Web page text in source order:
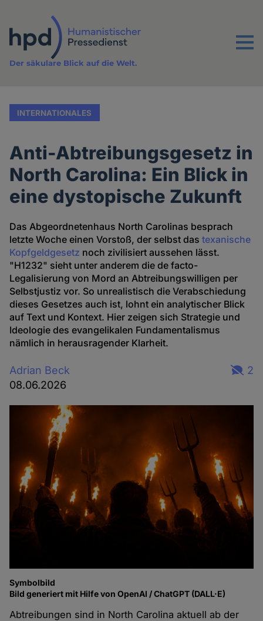
Inhalt
Menu
Der säkulare Blick auf die Welt.
INTERNATIONALES
Anti-Abtreibungsgesetz in
North Carolina: Ein Blick in
eine dystopische Zukunft
Das Abgeordnetenhaus North Carolinas besprach
letzte Woche einen Vorstoß, der selbst dastexanische
Kopfgeldgesetz noch zivilisiert aussehen lässt.
"H1232" sieht unter anderem die de facto-
Legalisierung von Mord an Abtreibungswilligen per
Selbstjustiz vor. So unrealistisch die Verabschiedung
dieses Gesetzes auch ist, lohnt ein analytischer Blick
auf Text und Kontext. Hier zeigen sich Strategie und
Ideologie des evangelikalen Fundamentalismus
nämlich in herausragender Klarheit.
Adrian Beck
08.06.2026
2
Symbolbild
Bild generiert mit Hilfe von OpenAI / ChatGPT (DALL·E)
Abtreibungen sind in North Carolina aktuell ab der